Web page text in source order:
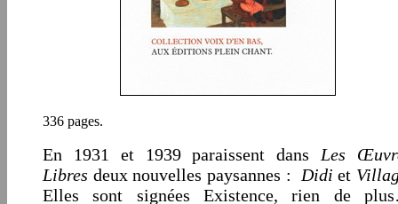
336 pages.
En 1931 et 1939 paraissent dans Les
Libres deux nouvelles paysannes : Didiet
Elles sont signées Existence, rien de